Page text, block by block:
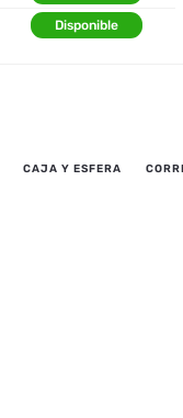
Disponible
CAJA Y ESFERA